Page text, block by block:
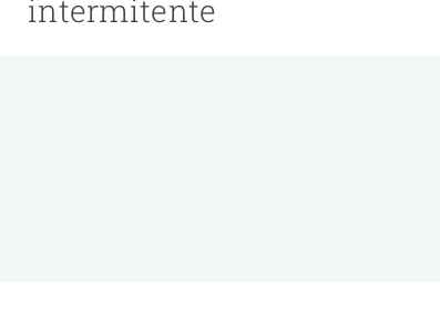
intermitente
Marca y logotipos